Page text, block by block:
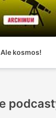
Ale kosmos!